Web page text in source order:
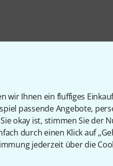
wir Ihnen ein fluffiges
passende Angebote,
okay ist, stimmen Sie der
durch einen Klick auf
jederzeit über die
PRODUKTE AUF
30+